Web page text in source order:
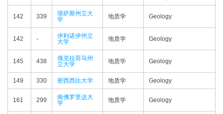
142 339
堪萨斯州立大
学
地质学 Geology
142 -
伊利诺伊州立
大学
地质学 Geology
145 438
俄克拉荷马州
立大学
地质学 Geology
149 330 密西西比大学 地质学 Geology
161 299
南佛罗里达大
学
地质学 Geology